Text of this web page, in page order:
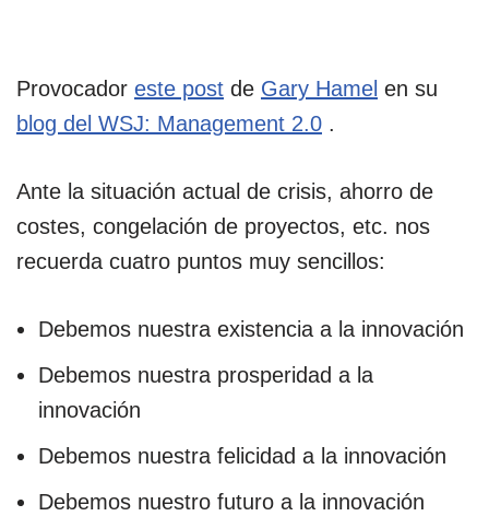
Provocador este post de Gary Hamel en su
blog del WSJ: Management 2.0 .
Ante la situación actual de crisis, ahorro de
costes, congelación de proyectos, etc. nos
recuerda cuatro puntos muy sencillos:
Debemos nuestra existencia a la innovación
Debemos nuestra prosperidad a la
innovación
Debemos nuestra felicidad a la innovación
Debemos nuestro futuro a la innovación